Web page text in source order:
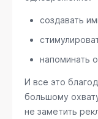
создавать
напоминать
И все это
большому
не заметить